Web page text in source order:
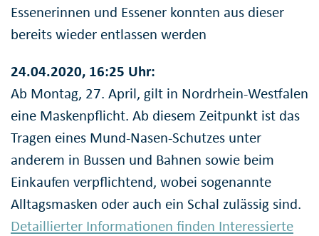
Essenerinnen und Essener konnten aus dieser
bereits wieder entlassen werden
24.04.2020, 16:25 Uhr:
Ab Montag, 27. April, gilt in Nordrhein-Westfalen
eine Maskenpflicht. Ab diesem Zeitpunkt ist das
Tragen eines Mund-Nasen-Schutzes unter
anderem in Bussen und Bahnen sowie beim
Einkaufen verpflichtend, wobei sogenannte
Alltagsmasken oder auch ein Schal zulässig sind.
Detaillierter Informationen finden Interessierte